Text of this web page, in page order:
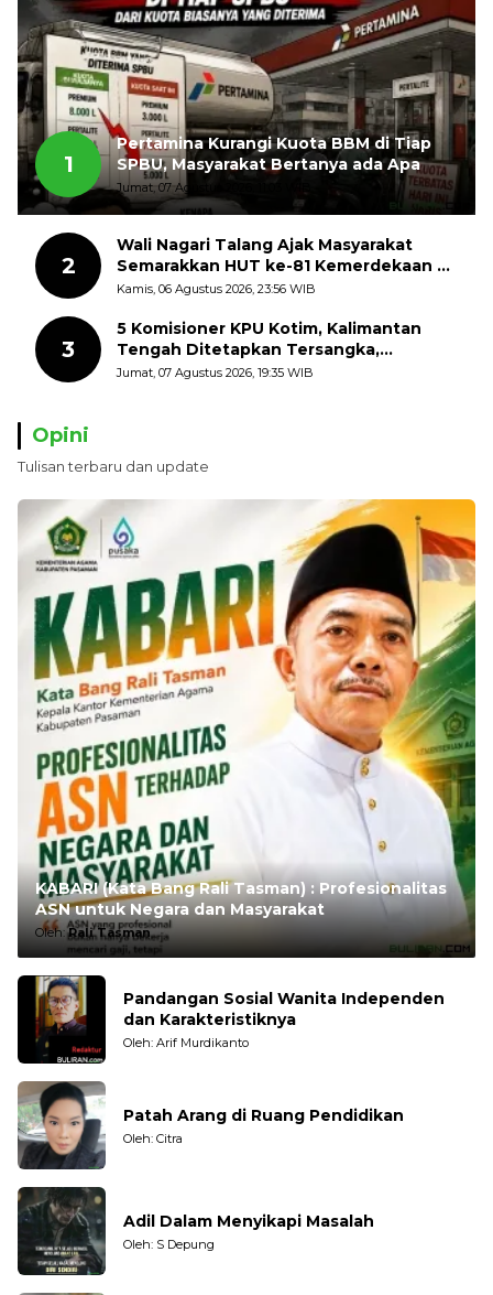
1
Pertamina Kurangi Kuota BBM di Tiap
SPBU, Masyarakat Bertanya ada Apa
Jumat, 07 Agustus 2026, 11:03 WIB
2
Wali Nagari Talang Ajak Masyarakat
Semarakkan HUT ke-81 Kemerdekaan RI
dengan Mengibarkan Bendera Merah
Kamis, 06 Agustus 2026, 23:56 WIB
3
5 Komisioner KPU Kotim, Kalimantan
Tengah Ditetapkan Tersangka,
Kerugian Negara ditaksir 10 Milyard
Jumat, 07 Agustus 2026, 19:35 WIB
Opini
Tulisan terbaru dan update
KABARI (Kata Bang Rali Tasman) : Profesionalitas
ASN untuk Negara dan Masyarakat
Oleh:Rali Tasman
Pandangan Sosial Wanita Independen
dan Karakteristiknya
Oleh: Arif Murdikanto
Patah Arang di Ruang Pendidikan
Oleh: Citra
Adil Dalam Menyikapi Masalah
Oleh: S Depung